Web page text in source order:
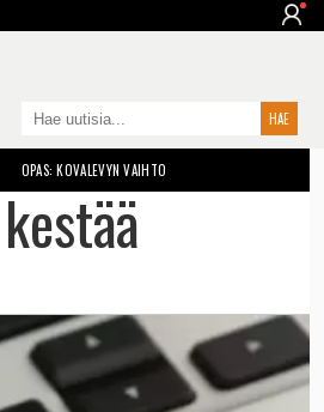
OPAS: KOVALEVYN VAIHTO